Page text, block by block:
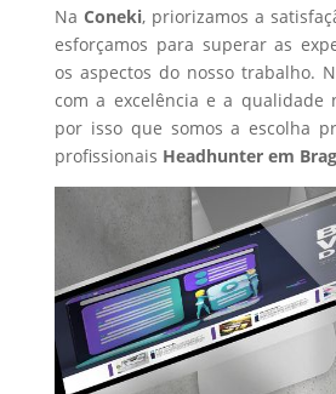
Na Coneki, priorizamos a
esforçamos para superar as
os aspectos do nosso trabalho.
com a excelência e a qualidade
por isso que somos a escolha
profissionais Headhunterem